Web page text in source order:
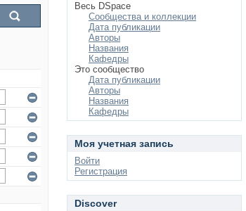
Весь DSpace
Сообщества и коллекции
Дата публикации
Авторы
Названия
Кафедры
Это сообщество
Дата публикации
Авторы
Названия
Кафедры
Моя учетная запись
Войти
Регистрация
Discover